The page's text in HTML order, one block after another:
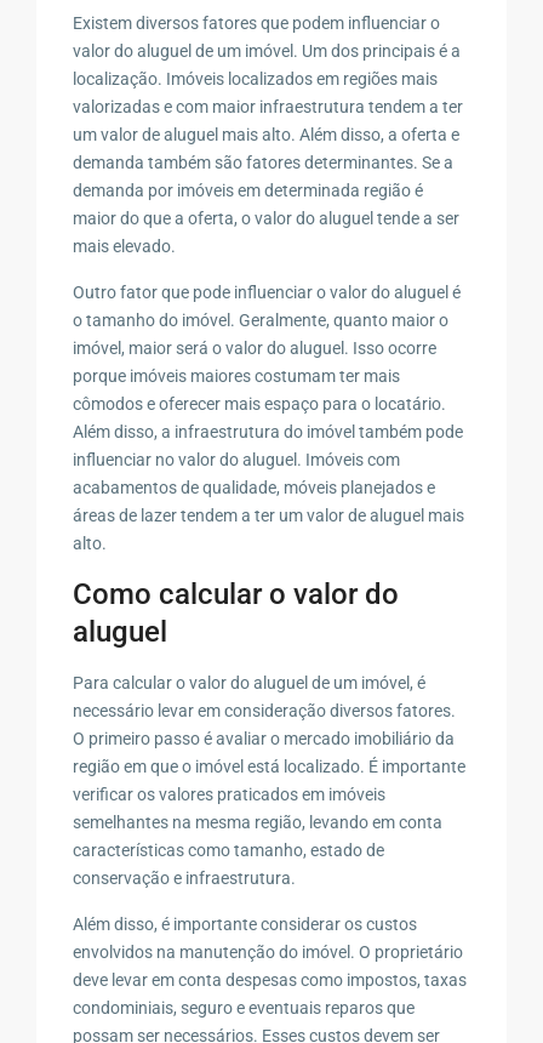
Existem diversos fatores que podem influenciar o
valor do aluguel de um imóvel. Um dos principais é a
localização. Imóveis localizados em regiões mais
valorizadas e com maior infraestrutura tendem a ter
um valor de aluguel mais alto. Além disso, a oferta e
demanda também são fatores determinantes. Se a
demanda por imóveis em determinada região é
maior do que a oferta, o valor do aluguel tende a ser
mais elevado.
Outro fator que pode influenciar o valor do aluguel é
o tamanho do imóvel. Geralmente, quanto maior o
imóvel, maior será o valor do aluguel. Isso ocorre
porque imóveis maiores costumam ter mais
cômodos e oferecer mais espaço para o locatário.
Além disso, a infraestrutura do imóvel também pode
influenciar no valor do aluguel. Imóveis com
acabamentos de qualidade, móveis planejados e
áreas de lazer tendem a ter um valor de aluguel mais
alto.
Como calcular o valor do
aluguel
Para calcular o valor do aluguel de um imóvel, é
necessário levar em consideração diversos fatores.
O primeiro passo é avaliar o mercado imobiliário da
região em que o imóvel está localizado. É importante
verificar os valores praticados em imóveis
semelhantes na mesma região, levando em conta
características como tamanho, estado de
conservação e infraestrutura.
Além disso, é importante considerar os custos
envolvidos na manutenção do imóvel. O proprietário
deve levar em conta despesas como impostos, taxas
condominiais, seguro e eventuais reparos que
possam ser necessários. Esses custos devem ser